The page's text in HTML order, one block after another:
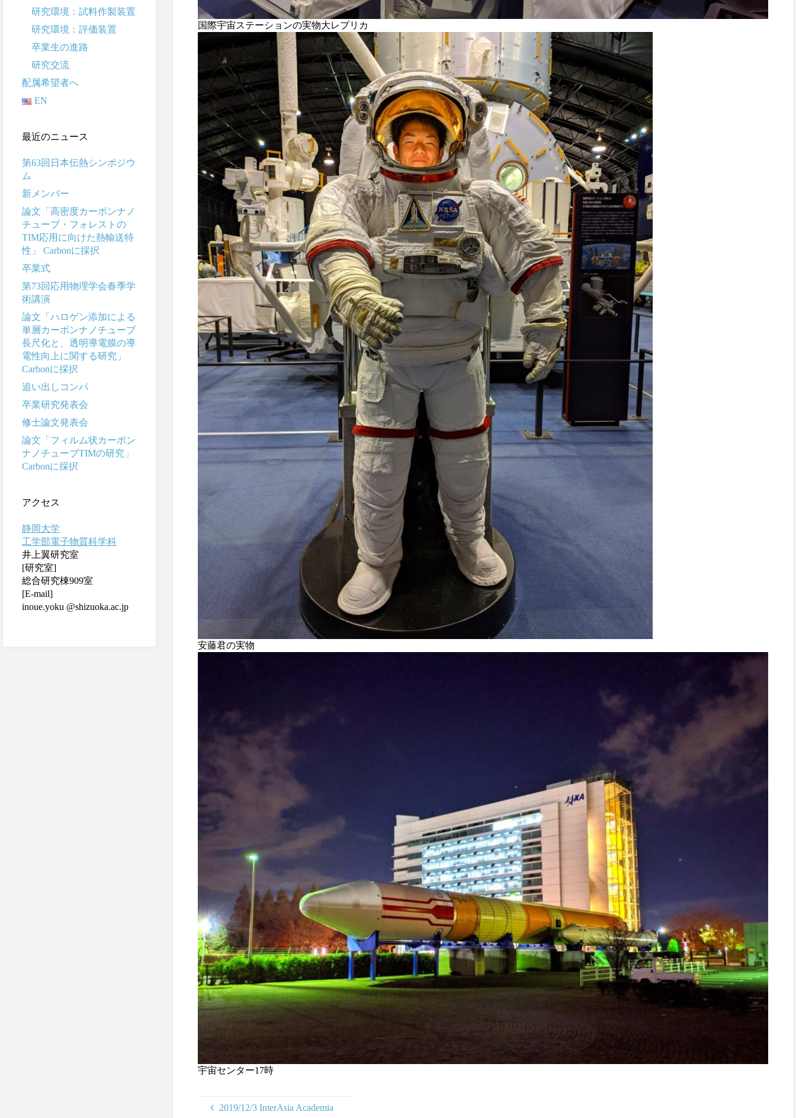
国際宇宙ステーションの実物大レプリカ
安藤君の実物
宇宙センター17時
2019/12/3 InterAsia Academia
研究環境：試料作製装置
研究環境：評価装置
卒業生の進路
研究交流
配属希望者へ
EN
最近のニュース
第63回日本伝熱シンポジウ
ム
新メンバー
論文「高密度カーボンナノ
チューブ・フォレストの
TIM応用に向けた熱輸送特
性」 Carbonに採択
卒業式
第73回応用物理学会春季学
術講演
論文「ハロゲン添加による
単層カーボンナノチューブ
長尺化と、透明導電膜の導
電性向上に関する研究」
Carbonに採択
追い出しコンパ
卒業研究発表会
修士論文発表会
論文「フィルム状カーボン
ナノチューブTIMの研究」
Carbonに採択
アクセス
静岡大学
工学部電子物質科学科
井上翼研究室
[研究室]
総合研究棟909室
[E-mail]
inoue.yoku @shizuoka.ac.jp